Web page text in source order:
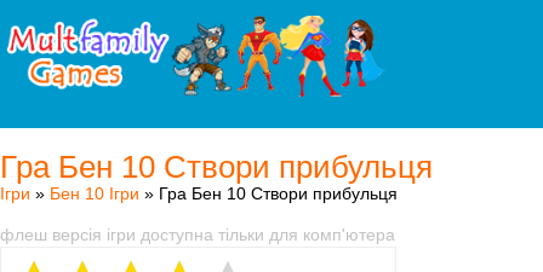
Гра Бен 10 Створи прибульця
Ігри » Бен 10 Ігри » Гра Бен 10 Створи прибульця
флеш версія ігри доступна тільки для комп'ютера